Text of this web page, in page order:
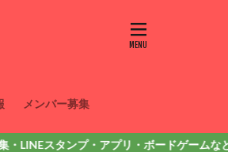
メンバー募集
リ・ボードゲームなど色々出しています